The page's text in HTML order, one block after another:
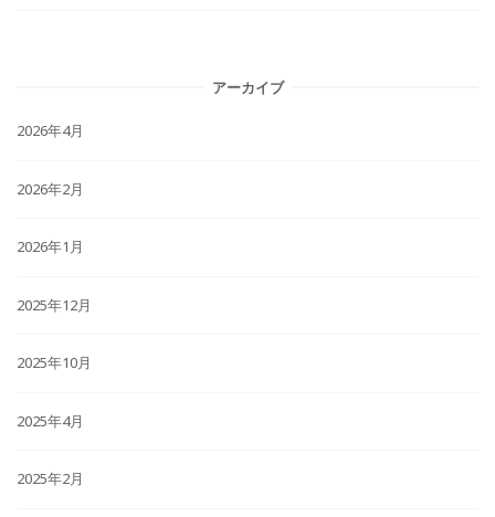
アーカイブ
2026年4月
2026年2月
2026年1月
2025年12月
2025年10月
2025年4月
2025年2月